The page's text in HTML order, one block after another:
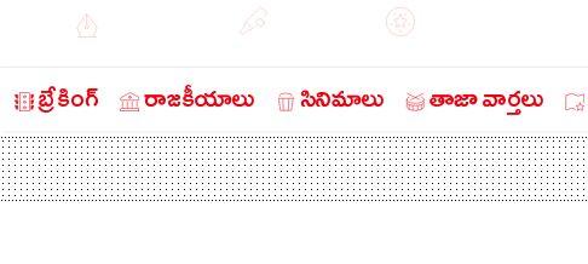
ఎడిటోరియల్
చరిత్రలో ఈ రోజు నేరాలు ఆటో
బ్రేకింగ్ రాజకీయాలు సినిమాలు తాజా వార్తలు